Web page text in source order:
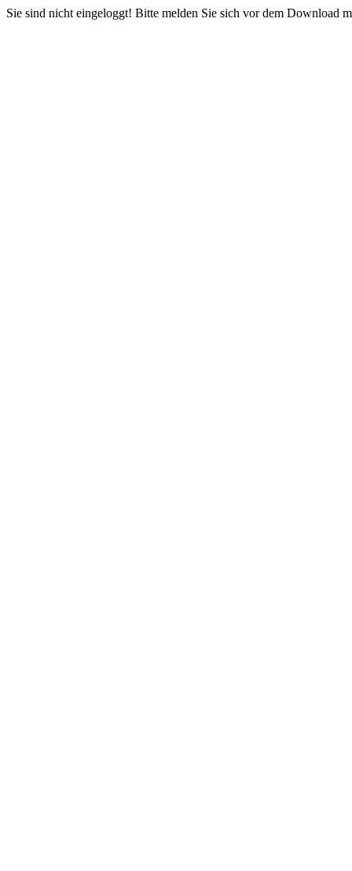
Sie sind nicht eingeloggt! Bitte melden Sie sich vor dem Download